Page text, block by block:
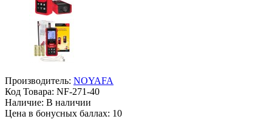
Производитель: NOYAFA
Код Товара: NF-271-40
Наличие: В наличии
Цена в бонусных баллах: 10